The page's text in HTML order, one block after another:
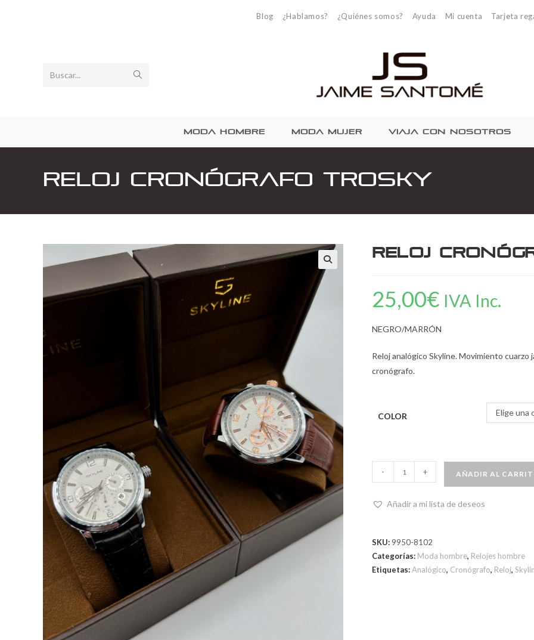
Blog ¿Hablamos? ¿Quiénes somos? Ayuda Mi cuenta Tarjeta
Buscar...
MODA HOMBRE MODA MUJER VIAJA CON NOSOTROS
Reloj cronógrafo Trosky
Reloj
25,00€ IVA Inc.
NEGRO/MARRÓN
Reloj analógico Skyline. Movimiento
cronógrafo.
COLOR Elige una
- + AÑADIR AL
Añadir a mi lista de deseos
SKU: 9950-8102
Categorías: Moda hombre, Relojes hombre
Etiquetas:Analógico, Cronógrafo, Reloj,